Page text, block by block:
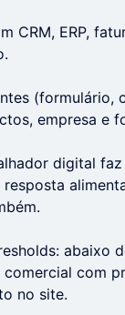
CRM, ERP,
(formulário,
empresa e
digital
abaixo
com
no site.